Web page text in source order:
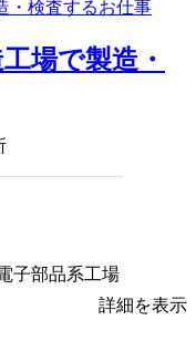
場で製造・
子部品系工場
詳細を表示